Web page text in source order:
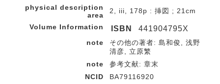
physical description
area
2, iii, 178p : 挿図 ; 21cm
Volume Information ISBN 441904795X
note
その他の著者: 島和俊, 浅野
清彦, 立原繁
note
参考文献: 章末
NCID
BA79116920